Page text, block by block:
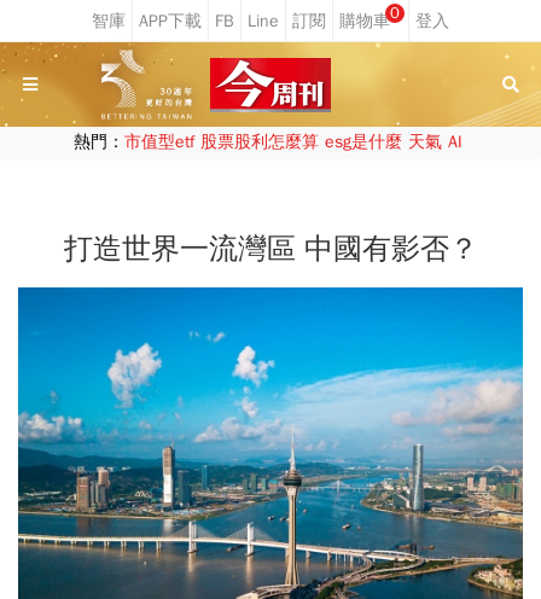
0
熱門： 市值型etf 股票股利怎麼算 esg是什麼 天氣 AI
打造世界一流灣區 中國有影否？